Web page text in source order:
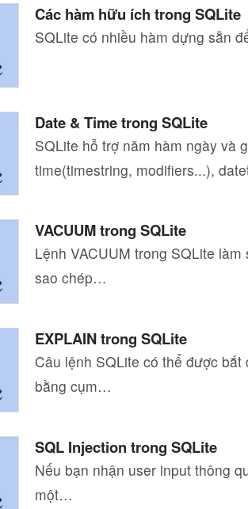
Các hàm hữu ích trong SQLite
SQLite có nhiều hàm dựng sẵn
Date & Time trong SQLite
SQLite hỗ trợ năm hàm ngày và
time(timestring, modifiers...),
VACUUM trong SQLite
Lệnh VACUUM trong SQLite
sao chép…
EXPLAIN trong SQLite
Câu lệnh SQLite có thể được
bằng cụm…
SQL Injection trong SQLite
Nếu bạn nhận user input thông
một…